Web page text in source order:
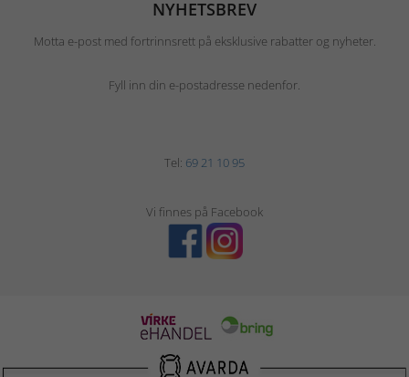
NYHETSBREV
Motta e-post med fortrinnsrett på eksklusive rabatter og nyheter.
Fyll inn din e-postadresse nedenfor.
Tel: 69 21 10 95
Vi finnes på Facebook